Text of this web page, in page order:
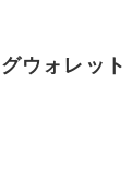
ウォレッ